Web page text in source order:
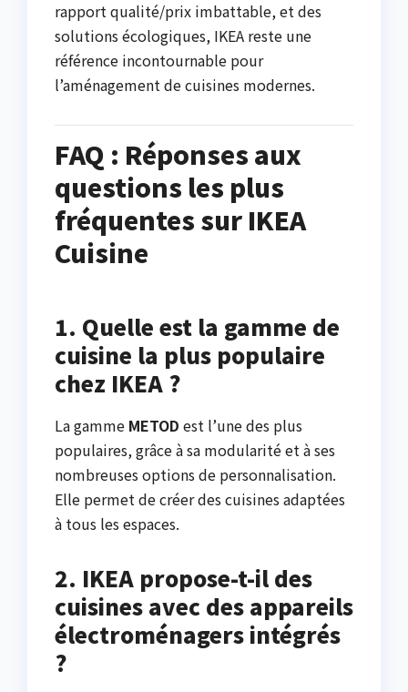
rapport qualité/prix imbattable, et des
solutions écologiques, IKEA reste une
référence incontournable pour
l’aménagement de cuisines modernes.
FAQ : Réponses aux
questions les plus
fréquentes sur IKEA
Cuisine
1. Quelle est la gamme de
cuisine la plus populaire
chez IKEA ?
La gamme METOD est l’une des plus
populaires, grâce à sa modularité et à ses
nombreuses options de personnalisation.
Elle permet de créer des cuisines adaptées
à tous les espaces.
2. IKEA propose-t-il des
cuisines avec des appareils
électroménagers intégrés
?